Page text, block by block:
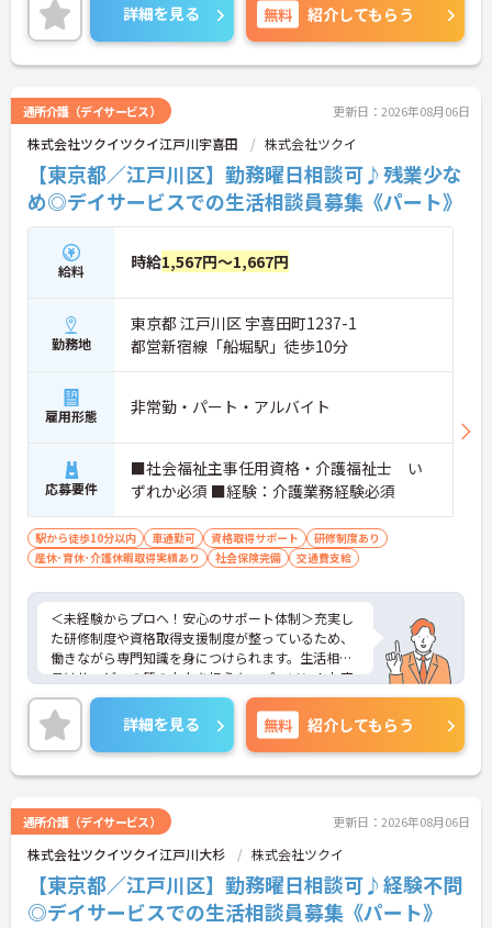
細をお話致しますのでお気軽にご相談ください。
詳細を見る 無料 紹介してもらう
通所介護（デイサービス） 更新日：2026年08月06日
株式会社ツクイツクイ江戸川宇喜田 株式会社ツクイ
【東京都／江戸川区】勤務曜日相談可♪残業少な
め◎デイサービスでの生活相談員募集《パート》
給料 時給1,567円～1,667円
勤務地
東京都 江戸川区 宇喜田町1237-1
都営新宿線「船堀駅」徒歩10分
雇用形態 非常勤・パート・アルバイト
応募要件
■社会福祉主事任用資格・介護福祉士 い
ずれか必須 ■経験：介護業務経験必須
駅から徒歩10分以内 車通勤可 資格取得サポート
研修制度あり
産休･育休･介護休暇取得実績あり
社会保険完備 交通費支給
＜未経験からプロへ！安心のサポート体制＞充実し
た研修制度や資格取得支援制度が整っているため、
働きながら専門知識を身につけられます。生活相談
員はサービスの質の向上を担うキーパーソン！お客
様やご家族との関わりを通じて、自分自身の人間性
も磨いていけるやりがいのあるお仕事です。
＜夜勤なしでプライベートも充実！柔軟な働き方＞
勤務曜日は相談可能♪ライフスタイルに合わせた働
き方が可能です。産休・育休制度も整っており、長
詳細を見る 無料 紹介してもらう
通所介護（デイサービス） 更新日：2026年08月06日
株式会社ツクイツクイ江戸川大杉 株式会社ツクイ
【東京都／江戸川区】勤務曜日相談可♪経験不問
◎デイサービスでの生活相談員募集《パート》